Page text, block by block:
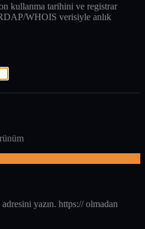
kullanma tarihini ve registrar
WHOIS verisiyle anlık
yazın. https:// olmadan